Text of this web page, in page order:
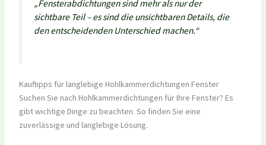
„Fensterabdichtungen sind mehr als nur der
sichtbare Teil – es sind die unsichtbaren Details, die
den entscheidenden Unterschied machen.“
Kauftipps für langlebige Hohlkammerdichtungen Fenster
Suchen Sie nach Hohlkammerdichtungen für Ihre Fenster? Es
gibt wichtige Dinge zu beachten. So finden Sie eine
zuverlässige und langlebige Lösung.